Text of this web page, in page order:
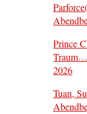
Prince
Traum…
2026
Tuan,